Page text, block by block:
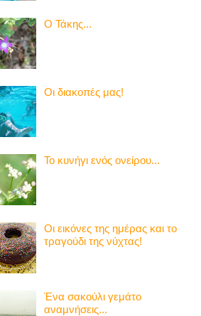
Ο Τάκης...
Οι διακοπές μας!
Το κυνήγι ενός ονείρου...
Οι εικόνες της ημέρας και το
τραγούδι της νύχτας!
Ένα σακούλι γεμάτο
αναμνήσεις...